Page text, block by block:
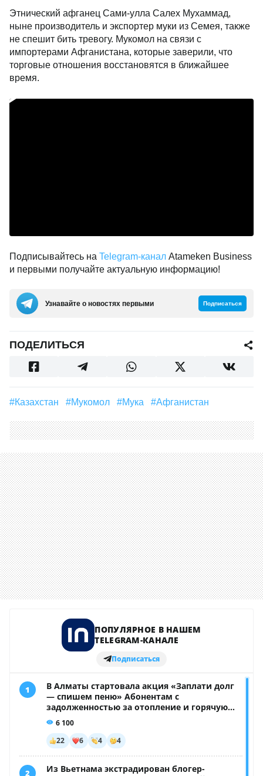
Этнический афганец Сами-улла Салех Мухаммад,
ныне производитель и экспортер муки из Семея, также
не спешит бить тревогу. Мукомол на связи с
импортерами Афганистана, которые заверили, что
торговые отношения восстановятся в ближайшее
время.
Подписывайтесь на Telegram-канал Atameken Business
и первыми получайте актуальную информацию!
Узнавайте о новостях первыми Подписаться
ПОДЕЛИТЬСЯ
#Казахстан #мукомол #Мука #Афганистан